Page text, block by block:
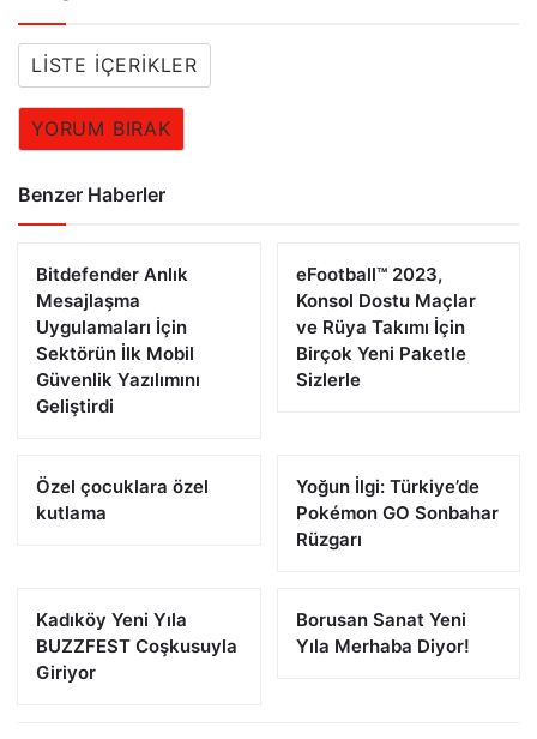
LISTE İÇERIKLER
YORUM BIRAK
Benzer Haberler
Bitdefender Anlık
Mesajlaşma
Uygulamaları İçin
Sektörün İlk Mobil
Güvenlik Yazılımını
Geliştirdi
eFootball™ 2023,
Konsol Dostu Maçlar
ve Rüya Takımı İçin
Birçok Yeni Paketle
Sizlerle
Özel çocuklara özel
kutlama
Yoğun İlgi: Türkiye’de
Pokémon GO Sonbahar
Rüzgarı
Kadıköy Yeni Yıla
BUZZFEST Coşkusuyla
Giriyor
Borusan Sanat Yeni
Yıla Merhaba Diyor!